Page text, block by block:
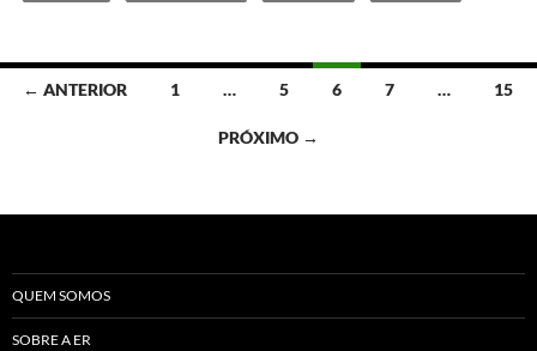
Navegação
← ANTERIOR 1 … 5 6 7 … 15
PRÓXIMO →
QUEM SOMOS
SOBRE A ER